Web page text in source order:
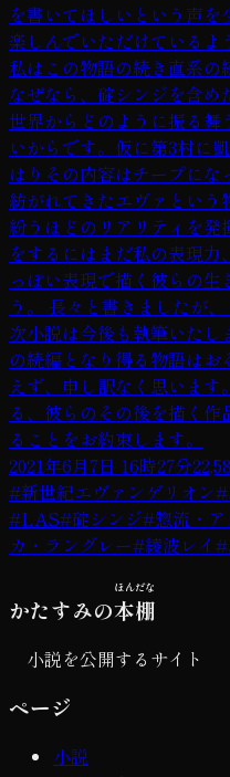
を書いてほしいという声
楽しんでいただけているようで幸いで
私はこの物語の続き直系の
なぜなら、碇シンジを含
世界からどのように振る舞
いからです。仮に第3村に
はりその内容はチープになって
紡がれてきたエヴァとい
紛うほどのリアリティを
をするにはまだ私の表現
っぽい表現で描く彼らの
う。 長々と書きましたが、もちろんエヴァという作品の二
次小説は今後も執筆いた
の続編となり得る物語はおそらく
えず、申し訳なく思います。 もし、いつか私の納得でき
る、彼らのその後を描く
ることをお約束します。
2021年6月7日 16時27分
#新世紀エヴァンゲリオン#
#LAS#碇シンジ#惣流・
カ・ラングレー#綾波レイ #
かたすみの本棚
ほんだな
小説を公開するサイト
ページ
小説